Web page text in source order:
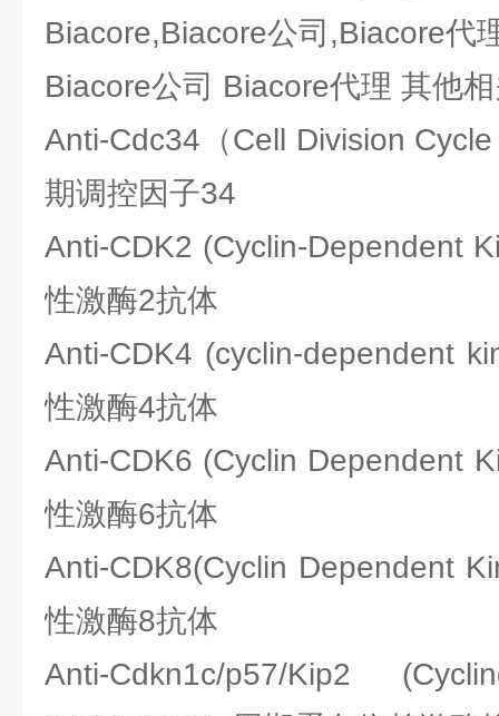
Biacore,Biacore公司,Biacore代
Biacore公司 Biacore代理 其他
Anti-Cdc34（Cell Division
期调控因子34
Anti-CDK2 (Cyclin-Dependent
性激酶2抗体
Anti-CDK4 (cyclin-dependent
性激酶4抗体
Anti-CDK6 (Cyclin Dependent
性激酶6抗体
Anti-CDK8(Cyclin Dependent
性激酶8抗体
Anti-Cdkn1c/p57/Kip2